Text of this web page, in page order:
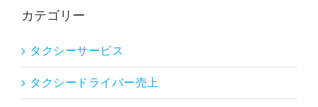
カテゴリー
タクシーサービス
タクシードライバー売上